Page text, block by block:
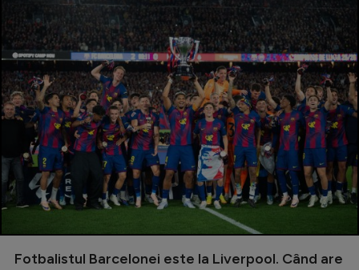
Fotbalistul Barcelonei este la Liverpool. Când are